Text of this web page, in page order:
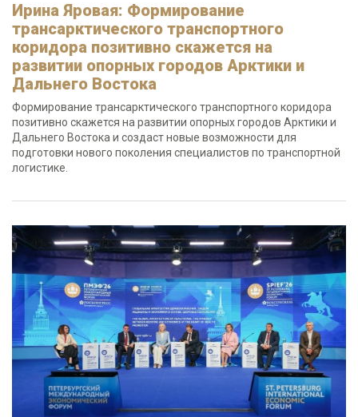
Ирина Яровая: Формирование
трансарктического транспортного
коридора позитивно скажется на
развитии опорных городов Арктики и
Дальнего Востока
Формирование трансарктического транспортного коридора
позитивно скажется на развитии опорных городов Арктики и
Дальнего Востока и создаст новые возможности для
подготовки нового поколения специалистов по транспортной
логистике.